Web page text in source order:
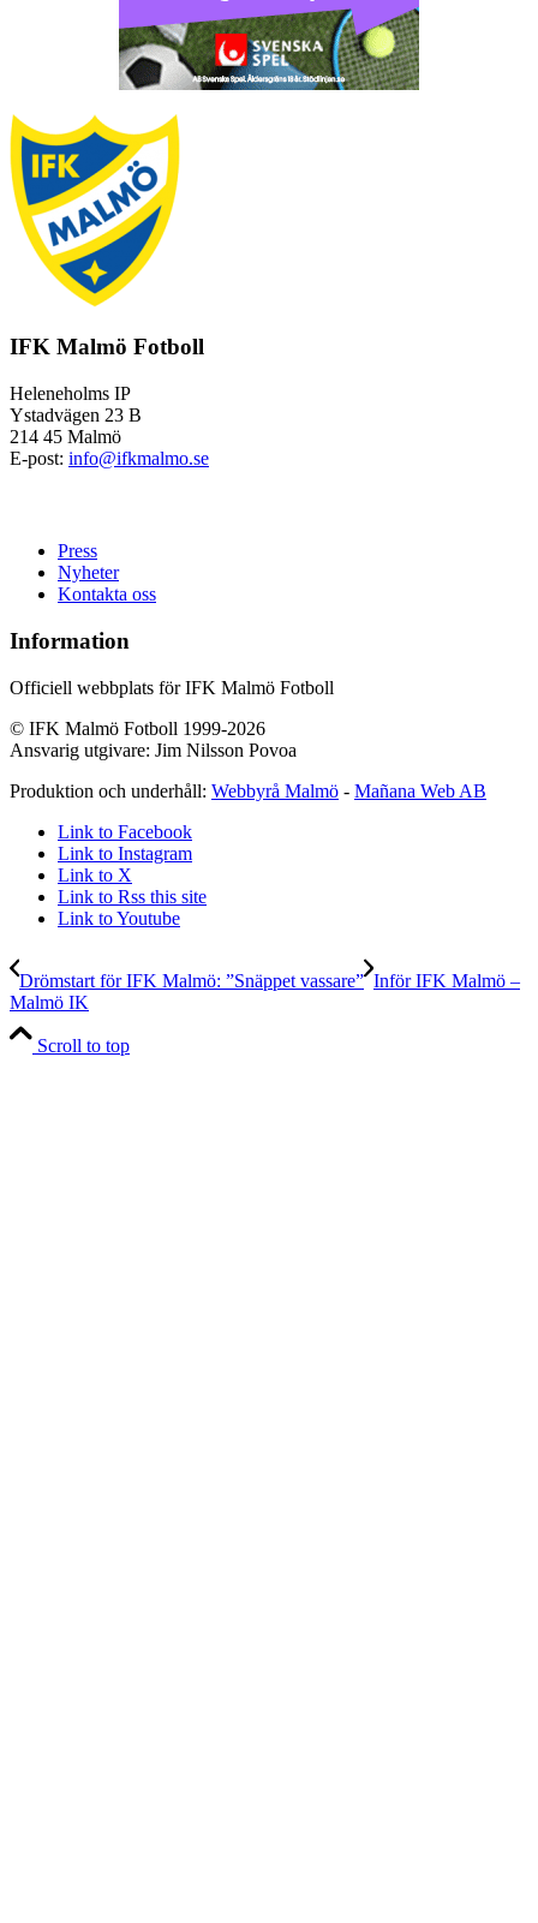
IFK Malmö Fotboll
Heleneholms IP
Ystadvägen 23 B
214 45 Malmö
E-post: info@ifkmalmo.se
Press
Nyheter
Kontakta oss
Information
Officiell webbplats för IFK Malmö Fotboll
© IFK Malmö Fotboll 1999-2026
Ansvarig utgivare: Jim Nilsson Povoa
Produktion och underhåll: Webbyrå Malmö - Mañana Web AB
Link to Facebook
Link to Instagram
Link to X
Link to Rss this site
Link to Youtube
Drömstart för IFK Malmö: ”Snäppet vassare” Inför IFK Malmö –
Malmö IK
Scroll to top